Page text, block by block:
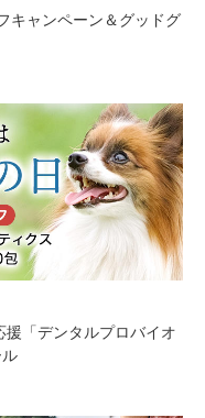
キャンペーン＆グッドグ
「デンタルプロバイオ